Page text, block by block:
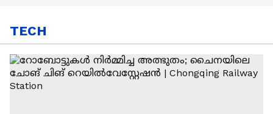
TECH